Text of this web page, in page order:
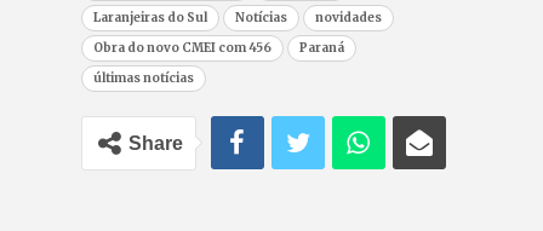
Laranjeiras do Sul
Notícias
novidades
Obra do novo CMEI com 456
Paraná
últimas notícias
Share